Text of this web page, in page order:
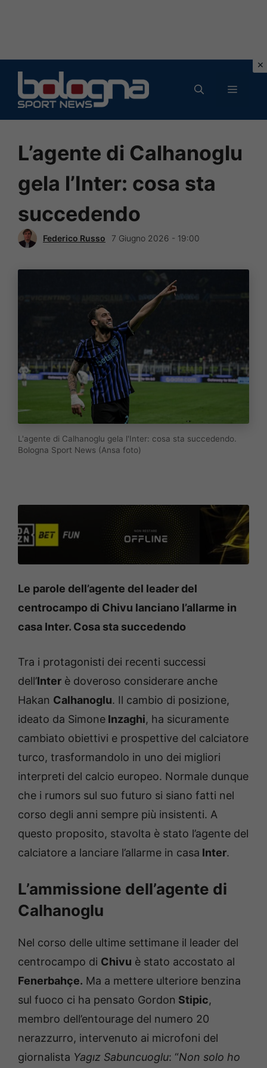
contenuto
MENU
L’agente di Calhanoglu
gela l’Inter: cosa sta
succedendo
Federico Russo 7 Giugno 2026 - 19:00
L'agente di Calhanoglu gela l'Inter: cosa sta succedendo.
Bologna Sport News (Ansa foto)
Le parole dell’agente del leader del
centrocampo di Chivu lanciano l’allarme in
casa Inter. Cosa sta succedendo
Tra i protagonisti dei recenti successi
dell’Inter è doveroso considerare anche
Hakan Calhanoglu. Il cambio di posizione,
ideato da Simone Inzaghi, ha sicuramente
cambiato obiettivi e prospettive del calciatore
turco, trasformandolo in uno dei migliori
interpreti del calcio europeo. Normale dunque
che i rumors sul suo futuro si siano fatti nel
corso degli anni sempre più insistenti. A
questo proposito, stavolta è stato l’agente del
calciatore a lanciare l’allarme in casa Inter.
L’ammissione dell’agente di
Calhanoglu
Nel corso delle ultime settimane il leader del
centrocampo di Chivu è stato accostato al
Fenerbahçe. Ma a mettere ulteriore benzina
sul fuoco ci ha pensato Gordon Stipic,
membro dell’entourage del numero 20
nerazzurro, intervenuto ai microfoni del
giornalista Yagız Sabuncuoglu: “Non solo ho